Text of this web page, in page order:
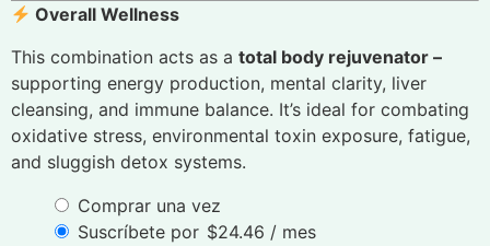
Overall Wellness
This combination acts as a total body rejuvenator –
supporting energy production, mental clarity, liver
cleansing, and immune balance. It’s ideal for combating
oxidative stress, environmental toxin exposure, fatigue,
and sluggish detox systems.
Comprar una vez
Suscríbete por $24.46 / mes